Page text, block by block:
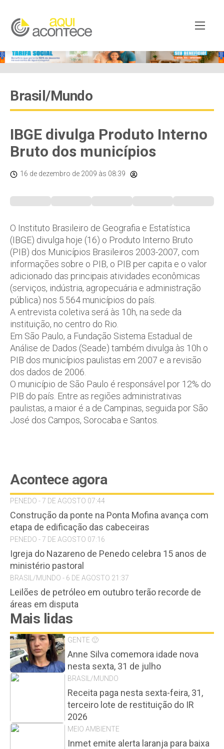
Brasil/Mundo
IBGE divulga Produto Interno
Bruto dos municípios
16 de dezembro de 2009 às 08:39
O Instituto Brasileiro de Geografia e Estatística
(IBGE) divulga hoje (16) o Produto Interno Bruto
(PIB) dos Municípios Brasileiros 2003-2007, com
informações sobre o PIB, o PIB per capita e o valor
adicionado das principais atividades econômicas
(serviços, indústria, agropecuária e administração
pública) nos 5.564 municípios do país.
A entrevista coletiva será às 10h, na sede da
instituição, no centro do Rio.
Em São Paulo, a Fundação Sistema Estadual de
Análise de Dados (Seade) também divulga às 10h o
PIB dos municípios paulistas em 2007 e a revisão
dos dados de 2006.
O município de São Paulo é responsável por 12% do
PIB do país. Entre as regiões administrativas
paulistas, a maior é a de Campinas, seguida por São
José dos Campos, Sorocaba e Santos.
Acontece agora
PENEDO - 7 DE AGOSTO 07:44
Construção da ponte na Ponta Mofina avança com
etapa de edificação das cabeceiras
PENEDO - 7 DE AGOSTO 07:16
Igreja do Nazareno de Penedo celebra 15 anos de
ministério pastoral
BRASIL/MUNDO - 6 DE AGOSTO 21:37
Leilões de petróleo em outubro terão recorde de
áreas em disputa
Mais lidas
GENTE 🙂
Anne Silva comemora idade nova
nesta sexta, 31 de julho
BRASIL/MUNDO
Receita paga nesta sexta-feira, 31,
terceiro lote de restituição do IR
2026
MEIO AMBIENTE
Inmet emite alerta laranja para baixa